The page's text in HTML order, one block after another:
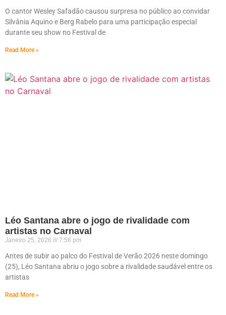
O cantor Wesley Safadão causou surpresa no público ao convidar
Silvânia Aquino e Berg Rabelo para uma participação especial
durante seu show no Festival de
Read More »
Léo Santana abre o jogo de rivalidade com
artistas no Carnaval
Janeiro 25, 2026 7:56 pm
Antes de subir ao palco do Festival de Verão 2026 neste domingo
(25), Léo Santana abriu o jogo sobre a rivalidade saudável entre os
artistas
Read More »